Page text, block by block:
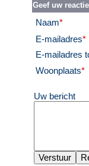
Geef uw reactie
Naam*
E-mailadres*
E-mailadres
Woonplaats*
Uw bericht